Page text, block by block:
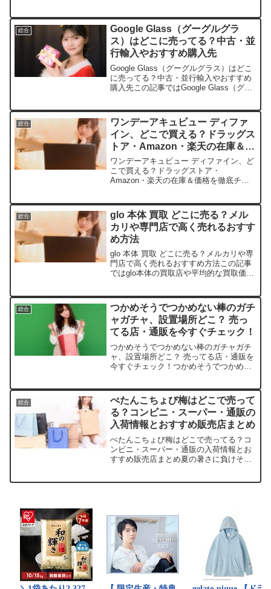
った」と話題のごつ盛り担々麺。実際に
どこで買えるのかを詳し...
総合
Google Glass（グーグルグラ
ス）はどこに売ってる？中古・並
行輸入やおすすめ購入先
Google Glass（グーグルグラス）はどこ
に売ってる？中古・並行輸入やおすすめ
購入先この記事ではGoogle Glass（グー
短に紹介します。店舗名参考価格（税
込...
総合
ワンデーアキュビュー ディファ
イン、どこで買える？ドラッグス
トア・Amazon・楽天の在庫＆価
格を徹底チェック！
ワンデーアキュビュー ディファイン、ど
こで買える？ドラッグストア・
Amazon・楽天の在庫＆価格を徹底チェ
や、平均的な値段、安く買える場所など
を手短に紹介します。毎日の...
総合
glo 本体 買取 どこに売る？メル
カリや専門店で高く売れるおすす
め方法
glo 本体 買取 どこに売る？メルカリや専
門店で高く売れるおすすめ方法この記事
ではglo本体の買取店や平均的な買取価
均買取価格（新品未開封）特徴楽天市場
（中古販売参...
総合
つかめそうでつかめない棒のガチ
ャガチャ、設置場所どこ？ 売っ
てる店・通販を今すぐチェック！
つかめそうでつかめない棒のガチャガチ
ャ、設置場所どこ？ 売ってる店・通販を
今すぐチェック！つかめそうでつかめな
ガチャガチャの取扱店や平均価格、安く
買えるスポットをサクッ...
総合
ぺたんこちょび梅はどこで売って
る？コンビニ・スーパー・通販の
入荷情報とおすすめ販売店まとめ
ぺたんこちょび梅はどこで売ってる？コ
ンビニ・スーパー・通販の入荷情報とお
すすめ販売店まとめ夏の暑さに負けそう